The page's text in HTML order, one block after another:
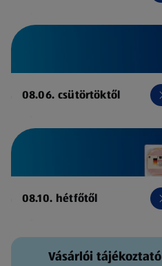
08.06. csütörtöktől
08.10. hétfőtől
Vásárlói tájékoztató